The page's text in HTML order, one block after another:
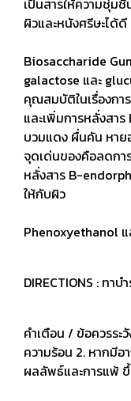
เป็นสารให้ความชุ่ม
ผิวและหนังศรีษะได้ดี
Biosaccharide
galactose และ
คุณสมบัติในเรื่องกา
และเพิ่มการหลั่งสา
บวมแดง ผื่นคัน หาย
จุดเด่นของคือลดกา
หลั่งสาร B-
ให้กับผิว
Phenoxyethanol
DIRECTIONS : ทาบ
คำเตือน / ข้อควรร
ความร้อน 2. หากมี
ผลลัพธ์และการแพ้